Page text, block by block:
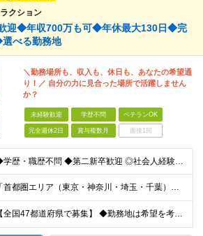
クション
迎◆年収700万も可◆年休最大130日◆完
べる勤務地
＼勤務場所も、収入も、休日も、あなたの希望通
り！／ 自分の力に見合った場所で活躍しません
か？
未経験歓迎 学歴不問 ベテランOK
完全週休2日 賞与複数月 面接1回
◆学歴・職歴不問 ◆第二新卒歓迎 ◎社会人経験10～20年以上ある方も活躍中！ ◎これまでの学歴・職歴・転職回数等は一切問いません！ 正社員経験の有無は問わないため、不安がある方も、まずはご相談くだ
「首都圏エリア（東京・神奈川・埼玉・千葉）」 ◆月給25万円～50万円＋各種手当 「首都圏以外のエリア」 ◆月給23万円～50万円＋各種手当 ・あなたの給与は、これまでの経験や能力を考慮の上、決定
【全国47都道府県で募集】 ◆勤務地は希望を考慮 ◆転勤なし ◆U・I・Jターン歓迎！ 配属先は以下いずれかのプロジェクト先となります。 ＼積極採用中／ 関東：東京都、神奈川県、埼玉県、千葉県 東